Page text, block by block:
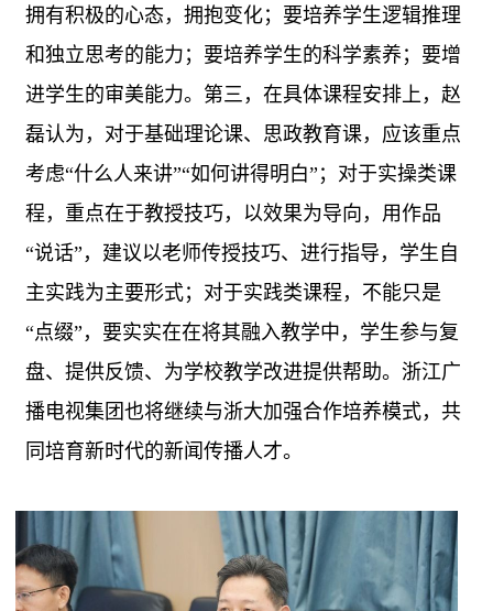
拥有积极的心态，拥抱变化；要培养学生逻辑推理
和独立思考的能力；要培养学生的科学素养；要增
进学生的审美能力。第三，在具体课程安排上，赵
磊认为，对于基础理论课、思政教育课，应该重点
考虑“什么人来讲”“如何讲得明白”；对于实操类课
程，重点在于教授技巧，以效果为导向，用作品
“说话”，建议以老师传授技巧、进行指导，学生自
主实践为主要形式；对于实践类课程，不能只是
“点缀”，要实实在在将其融入教学中，学生参与复
盘、提供反馈、为学校教学改进提供帮助。浙江广
播电视集团也将继续与浙大加强合作培养模式，共
同培育新时代的新闻传播人才。